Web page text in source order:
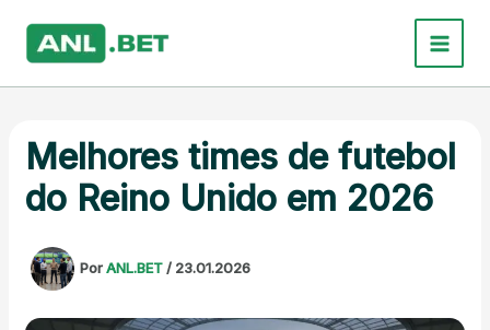
conteúdo
Melhores times de futebol
do Reino Unido em 2026
PorANL.BET/ 23.01.2026